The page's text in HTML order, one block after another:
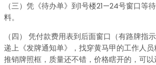
（三）凭《待办单》到1号楼21—24号窗口
料。
（四） 凭付款费用表到后面窗口（有路牌指
递上《发牌通知单》，找穿黄马甲的工作人
推销牌照框，质量还不错，价格瞎开的，可